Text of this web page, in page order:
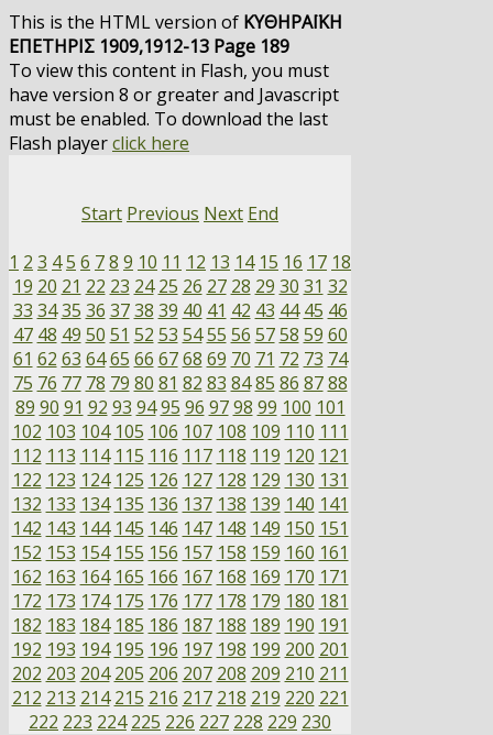
This is the HTML version of ΚΥΘΗΡΑΪΚΗ
ΕΠΕΤΗΡΙΣ 1909,1912-13 Page 189
To view this content in Flash, you must
have version 8 or greater and Javascript
must be enabled. To download the last
Flash playerclick here
Start Previous Next End
1 2 3 45 6 78 9 10 11 12 13 14 15 16 17 18
19 20 21 22 23 24 25 26 27 28 29 30 31 32
33 34 35 36 37 38 39 40 41 42 43 44 45 46
47 48 49 50 51 52 53 54 55 56 57 58 59 60
61 62 63 64 65 66 67 68 69 70 71 72 73 74
75 76 77 78 79 80 81 82 83 84 85 86 87 88
89 90 91 92 93 94 95 96 97 98 99 100 101
102 103 104 105 106 107 108 109 110 111
112 113 114 115 116 117 118 119 120 121
122 123 124 125 126 127 128 129 130 131
132 133 134 135 136 137 138 139 140 141
142 143 144 145 146 147 148 149 150 151
152 153 154 155 156 157 158 159 160 161
162 163 164 165 166 167 168 169 170 171
172 173 174 175 176 177 178 179 180 181
182 183 184 185 186 187 188 189 190 191
192 193 194 195 196 197 198 199 200 201
202 203 204 205 206 207 208 209 210 211
212 213 214 215 216 217 218 219 220 221
222 223 224 225 226 227 228 229 230